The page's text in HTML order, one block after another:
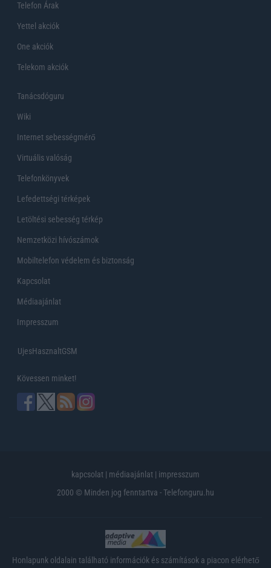
Telefon Árak
Yettel akciók
One akciók
Telekom akciók
Tanácsdóguru
Wiki
Internet sebességmérő
Virtuális valóság
Telefonkönyvek
Lefedettségi térképek
Letöltési sebesség térkép
Nemzetközi hívószámok
Mobiltelefon védelem és biztonság
Kapcsolat
Médiaajánlat
Impresszum
UjesHasznaltGSM
Kövessen minket!
kapcsolat | médiaajánlat | impresszum
2000 © Minden jog fenntartva - Telefonguru.hu
Honlapunk oldalain található információk és számítások a piacon elérhető